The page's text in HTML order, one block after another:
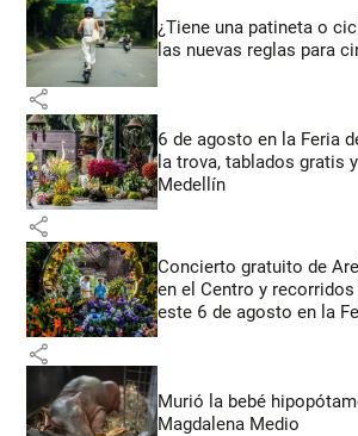
¿Tiene una patineta o
las nuevas reglas para
share
6 de agosto en la Feria
la trova, tablados gratis
Medellín
share
Concierto gratuito de
en el Centro y
este 6 de agosto en la
share
Murió la bebé
Magdalena Medio